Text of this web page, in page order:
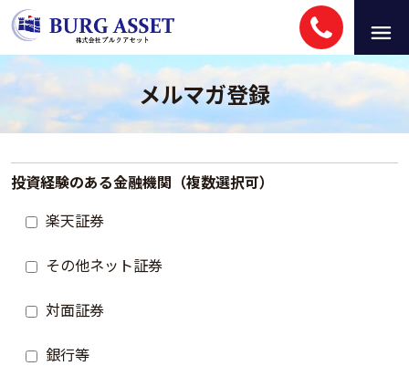
メルマガ登録
投資経験のある金融機関（複数選択可）
楽天証券
その他ネット証券
対面証券
銀行等